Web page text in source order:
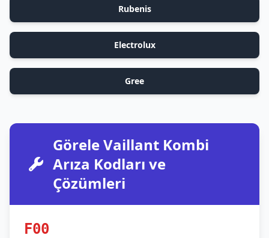
Rubenis
Electrolux
Gree
Görele Vaillant Kombi
Arıza Kodları ve
Çözümleri
F00